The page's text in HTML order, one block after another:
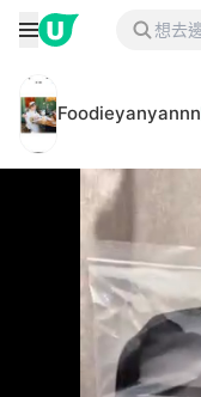
Foodieyanyannn